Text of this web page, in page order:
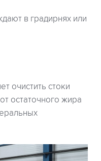
в градирнях или
очистить стоки
остаточного жира